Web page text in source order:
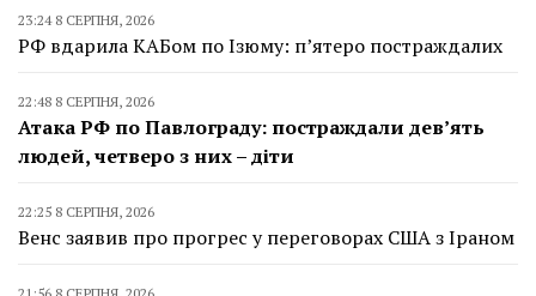
23:24 8 СЕРПНЯ, 2026
РФ вдарила КАБом по Ізюму: п’ятеро постраждалих
22:48 8 СЕРПНЯ, 2026
Атака РФ по Павлограду: постраждали дев’ять
людей, четверо з них – діти
22:25 8 СЕРПНЯ, 2026
Венс заявив про прогрес у переговорах США з Іраном